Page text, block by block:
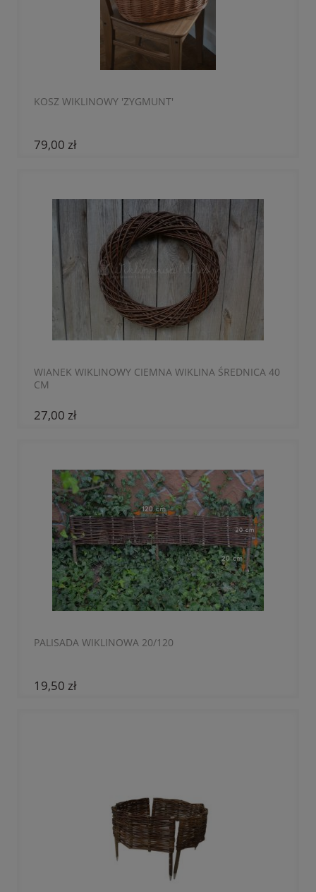
KOSZ WIKLINOWY 'ZYGMUNT'
79,00 zł
WIANEK WIKLINOWY CIEMNA WIKLINA ŚREDNICA 40
CM
27,00 zł
PALISADA WIKLINOWA 20/120
19,50 zł